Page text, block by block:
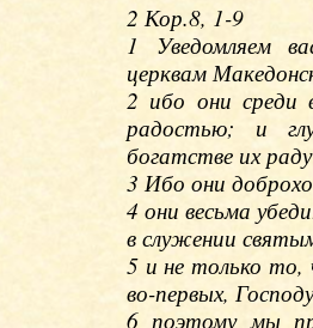
2 Кор.8, 1-9
1 Уведомляем
церквам
2 ибо они среди
радостью; и
богатстве их
3 Ибо они
4 они весьма
в служении
5 и не только то,
во-первых,
6 поэтому мы